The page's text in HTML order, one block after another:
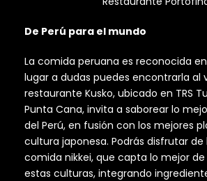
De Perú para el mundo
La comida peruana es reconocida
lugar a dudas puedes encontrarla al
restaurante Kusko, ubicado en TRS
Punta Cana, invita a saborear lo
del Perú, en fusión con los mejores
cultura japonesa. Podrás disfrutar
comida nikkei, que capta lo mejor
estas culturas, integrando